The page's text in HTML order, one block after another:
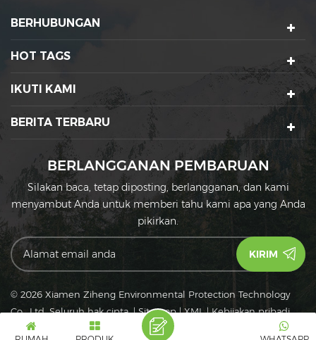
BERHUBUNGAN
HOT TAGS
IKUTI KAMI
BERITA TERBARU
BERLANGGANAN PEMBARUAN
Silakan baca, tetap diposting, berlangganan, dan kami
menyambut Anda untuk memberi tahu kami apa yang Anda
pikirkan.
© 2026 Xiamen Ziheng Environmental Protection Technology
Co., Ltd. Seluruh hak cipta.|Sitemap|XML|Kebijakan pribadi
IPv6
Jaringan IPv6 didukung